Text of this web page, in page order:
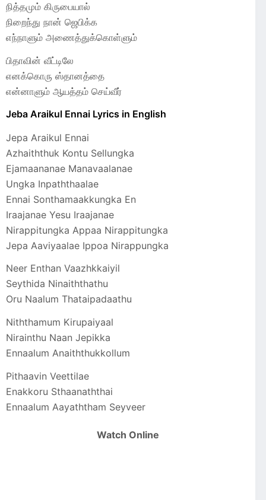
நித்தமும் கிருபையால்
நிறைந்து நான் ஜெபிக்க
எந்நாளும் அணைத்துக்கொள்ளும்
பிதாவின் வீட்டிலே
எனக்கொரு ஸ்தானத்தை
என்னாளும் ஆயத்தம் செய்வீர்
Jeba Araikul Ennai Lyrics in English
Jepa Araikul Ennai
Azhaiththuk Kontu Sellungka
Ejamaananae Manavaalanae
Ungka Inpaththaalae
Ennai Sonthamaakkungka En
Iraajanae Yesu Iraajanae
Nirappitungka Appaa Nirappitungka
Jepa Aaviyaalae Ippoa Nirappungka
Neer Enthan Vaazhkkaiyil
Seythida Ninaiththathu
Oru Naalum Thataipadaathu
Niththamum Kirupaiyaal
Nirainthu Naan Jepikka
Ennaalum Anaiththukkollum
Pithaavin Veettilae
Enakkoru Sthaanaththai
Ennaalum Aayaththam Seyveer
Watch Online